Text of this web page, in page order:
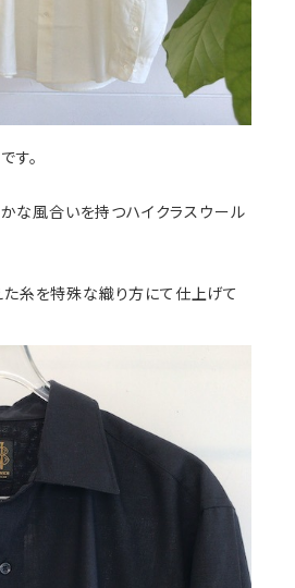
す。
な風合いを持つハイクラスウール
糸を特殊な織り方にて仕上げて